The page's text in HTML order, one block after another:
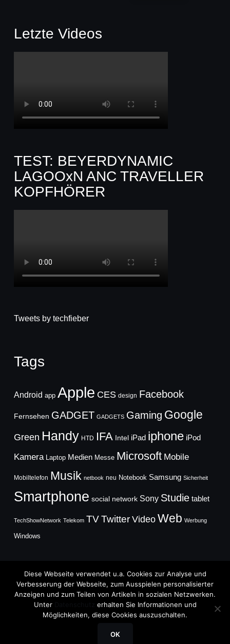
Letzte Videos
TEST: BEYERDYNAMIC
LAGOOxN ANC TRAVELLER
KOPFHÖRER
Tweets by techfieber
Tags
Android app Apple CES design Facebook
Fernsehen GADGET GADGETS Gaming Google
Green Handy HTD IFA Intel iPad iphone iPod
Kamera Laptop Medien Messe Microsoft Mobile
Mobiltelefon Musik netbook neu Notebook Samsung Sicherheit
Smartphone social network Sony Studie tablet
TechShowNetwork Telekom TVTwitter Video Web Werbung
Windows
Copyright © 2026
TechFieber Blog
Diese Webseite verwendet u.a. Cookies zur Analyse und
Verbesserung der Webseite, zum Ausspielen personalisierter
Anzeigen und zum Teilen von Artikeln in sozialen Netzwerken.
Unter
erhalten Sie Informationen und
Möglichkeiten, diese Cookies auszuschalten.
OK